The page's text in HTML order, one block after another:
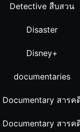
Detective สืบสวน
Disaster
Disney+
documentaries
Documentary สารค
Documentary สารค